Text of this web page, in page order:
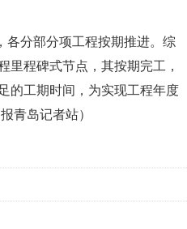
各分部分项工程按期推进。综
里程碑式节点，其按期完工，
的工期时间，为实现工程年度
青岛记者站）